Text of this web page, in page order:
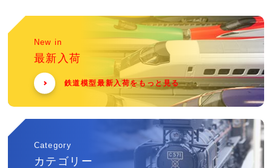
New in
最新入荷
鉄道模型最新入荷をもっと見る
Category
カテゴリー